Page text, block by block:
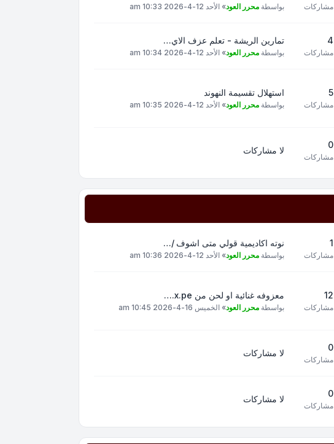
مشاركات بواسطة محرر العود» الأحد 12-4-2026 10:33 am
4
مشاركات
تمارين الريشة - تعلم عزف الاي…
بواسطة محرر العود» الأحد 12-4-2026 10:34 am
5
مشاركات
استهلال تقسيمة النهوند
بواسطة محرر العود» الأحد 12-4-2026 10:35 am
0
مشاركات
لا مشاركات
1
مشاركات
نوته اكاديمية قولي متى اشوف /…
بواسطة محرر العود» الأحد 12-4-2026 10:36 am
12
مشاركات
معزوفه غنائية او لحن من x.pe.…
بواسطة محرر العود» الخميس 16-4-2026 10:45 am
0
مشاركات
لا مشاركات
0
مشاركات
لا مشاركات